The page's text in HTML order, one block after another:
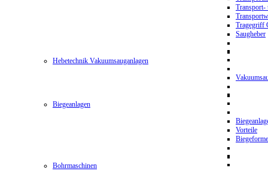
Transport-
Tragegriff
Saugheber
Hebetechnik Vakuumsauganlagen
Biegeanlagen
Vorteile
Bohrmaschinen